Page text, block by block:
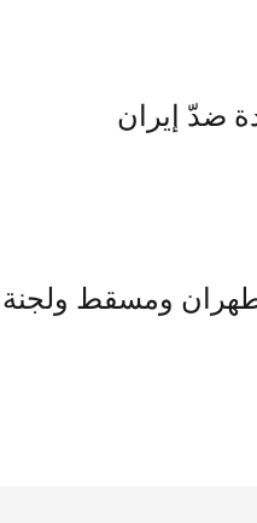
ضدّ إيران
بين طهران ومسقط ولجنة